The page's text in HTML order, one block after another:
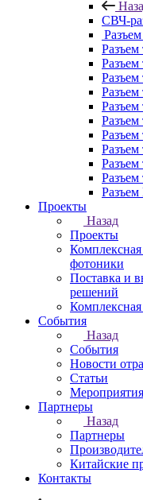
СВЧ-
Разъем
Разъем
Разъем
Разъем
Разъем
Разъем
Проекты
Назад
Проекты
фотоники
Поставка и
решений
События
Назад
События
Новости
Статьи
Мероприятия
Партнеры
Назад
Партнеры
Китайские
Контакты